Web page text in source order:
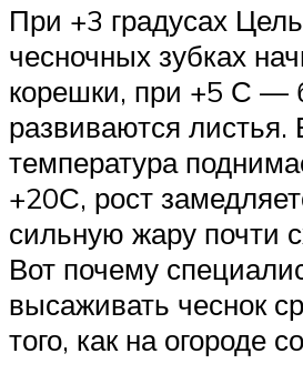
При +3 градусах
чесночных зубках
корешки, при +5 С —
развиваются листья.
температура
+20С, рост
сильную жару почти
Вот почему
высаживать чеснок
того, как на огороде